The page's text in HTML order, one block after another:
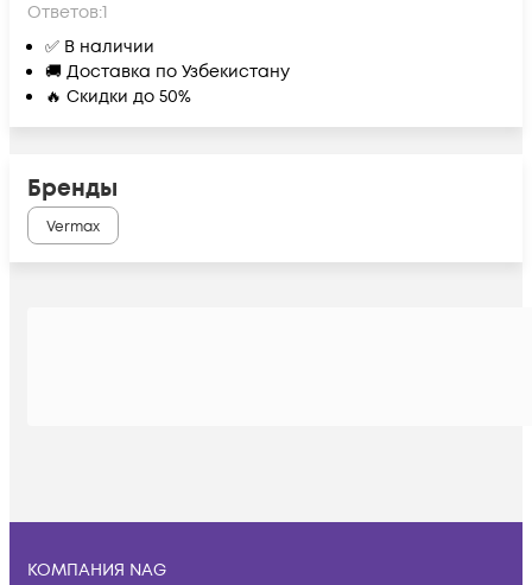
Ответов:1
✅ В наличии
🚚 Доставка по Узбекистану
🔥 Скидки до 50%
Бренды
Vermax
КОМПАНИЯ NAG